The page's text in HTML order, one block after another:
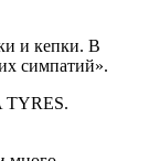
и кепки. В
симпатий».
TYRES.